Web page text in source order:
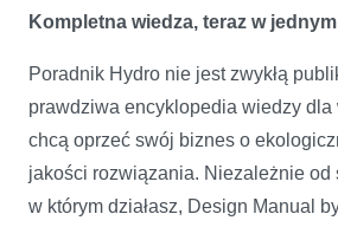
Kompletna wiedza, teraz w
Poradnik Hydro nie jest zwykłą
prawdziwa encyklopedia wiedzy dla
chcą oprzeć swój biznes o
jakości rozwiązania. Niezależnie od
w którym działasz, Design Manual